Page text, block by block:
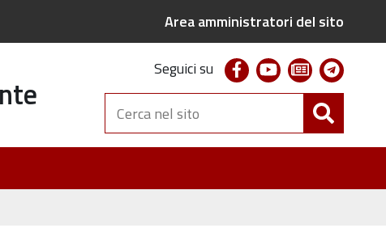
Area amministratori del sito
Seguici su facebookyoutubenewsletter
Cerca
nel
sito